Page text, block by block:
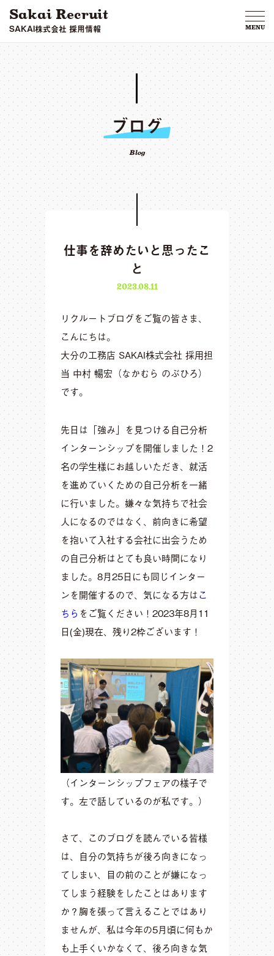
Sakai Recruit
SAKAI株式会社 採用情報 MENU
ブログ
Blog
仕事を辞めたいと思ったこ
と
2023.08.11
リクルートブログをご覧の皆さま、
こんにちは。
大分の工務店 SAKAI株式会社 採用担
当 中村 暢宏（なかむら のぶひろ）
です。
先日は「強み」を見つける自己分析
インターンシップを開催しました！2
名の学生様にお越しいただき、就活
を進めていくための自己分析を一緒
に行いました。嫌々な気持ちで社会
人になるのではなく、前向きに希望
を抱いて入社する会社に出会うため
の自己分析はとても良い時間になり
ました。8月25日にも同じインター
ンを開催するので、気になる方はこ
ちら をご覧ください！2023年8月11
日(金)現在、残り2枠ございます！
（インターンシップフェアの様子で
す。左で話しているのが私です。）
さて、このブログを読んでいる皆様
は、自分の気持ちが後ろ向きになっ
てしまい、目の前のことが嫌になっ
てしまう経験をしたことはあります
か？胸を張って言えることではあり
ませんが、私は今年の5月頃に何もか
も上手くいかなくて、後ろ向きな気